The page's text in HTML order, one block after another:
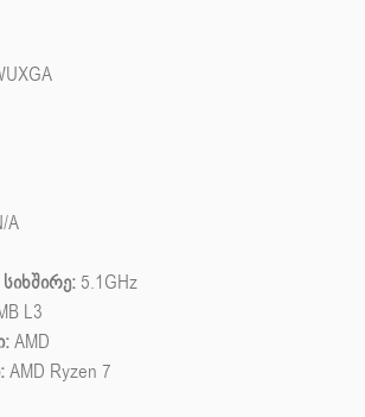
A
5.1GHz
L3
AMD
AMD Ryzen 7